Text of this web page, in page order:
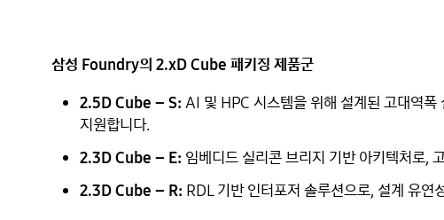
삼성 Foundry의 2.xD Cube 패키징 제품군
2.5D Cube – S: AI 및 HPC 시스템을 위해 설계된 고대역
지원합니다.
2.3D Cube – E: 임베디드 실리콘 브리지 기반 아키텍처로,
2.3D Cube – R: RDL 기반 인터포저 솔루션으로, 설계 유연